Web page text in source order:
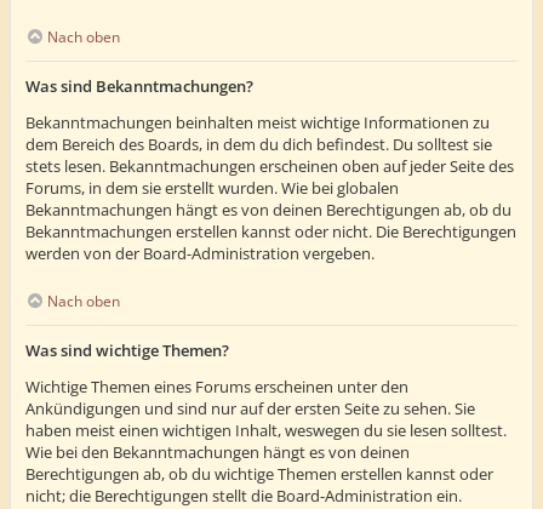
Nach oben
Was sind Bekanntmachungen?
Bekanntmachungen beinhalten meist wichtige Informationen zu
dem Bereich des Boards, in dem du dich befindest. Du solltest sie
stets lesen. Bekanntmachungen erscheinen oben auf jeder Seite des
Forums, in dem sie erstellt wurden. Wie bei globalen
Bekanntmachungen hängt es von deinen Berechtigungen ab, ob du
Bekanntmachungen erstellen kannst oder nicht. Die Berechtigungen
werden von der Board-Administration vergeben.
Nach oben
Was sind wichtige Themen?
Wichtige Themen eines Forums erscheinen unter den
Ankündigungen und sind nur auf der ersten Seite zu sehen. Sie
haben meist einen wichtigen Inhalt, weswegen du sie lesen solltest.
Wie bei den Bekanntmachungen hängt es von deinen
Berechtigungen ab, ob du wichtige Themen erstellen kannst oder
nicht; die Berechtigungen stellt die Board-Administration ein.